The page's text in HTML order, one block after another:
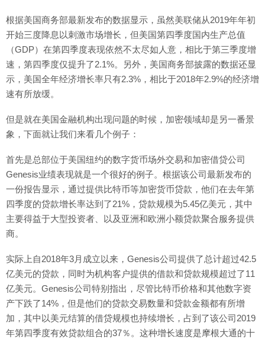
根据美国商务部最新发布的数据显示，虽然美联储从2019年年初
开始三度降息以刺激市场增长，但美国第四季度国内生产总值
（GDP）在第四季度表现依然不太尽如人意，相比于第三季度增
速，第四季度仅提升了2.1%。另外，美国商务部披露的数据还显
示，美国全年经济增长率只有2.3%，相比于2018年2.9%的经济增
速有所放缓。
但是就在美国金融机构出现问题的时候，加密领域却是另一番景
象，下面就让我们来看几个例子：
首先是总部位于美国纽约的数字货币场外交易和加密借贷公司
Genesis业绩表现就是一个很好的例子。根据该公司最新发布的
一份报告显示，通过提供比特币等加密货币贷款，他们在去年第
四季度的贷款增长率达到了21%，贷款规模为5.45亿美元，其中
主要得益于大型投资者、以及亚洲和欧洲小额贷款聚合服务提供
商。
实际上自2018年3月成立以来，Genesis公司提供了总计超过42.5
亿美元的贷款，同时为机构客户提供的借款和贷款规模超过了11
亿美元。Genesis公司特别指出，尽管比特币价格和其他数字资
产下跌了14%，但是他们的贷款交易数量和贷款金额都有所增
加，其中以美元结算的借贷规模也持续增长，占到了该公司2019
年第四季度有效贷款组合的37％。这种增长速度是摩根大通的十